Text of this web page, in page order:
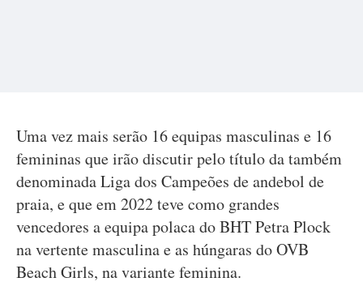
Uma vez mais serão 16 equipas masculinas e 16
femininas que irão discutir pelo título da também
denominada Liga dos Campeões de andebol de
praia, e que em 2022 teve como grandes
vencedores a equipa polaca do BHT Petra Plock
na vertente masculina e as húngaras do OVB
Beach Girls, na variante feminina.